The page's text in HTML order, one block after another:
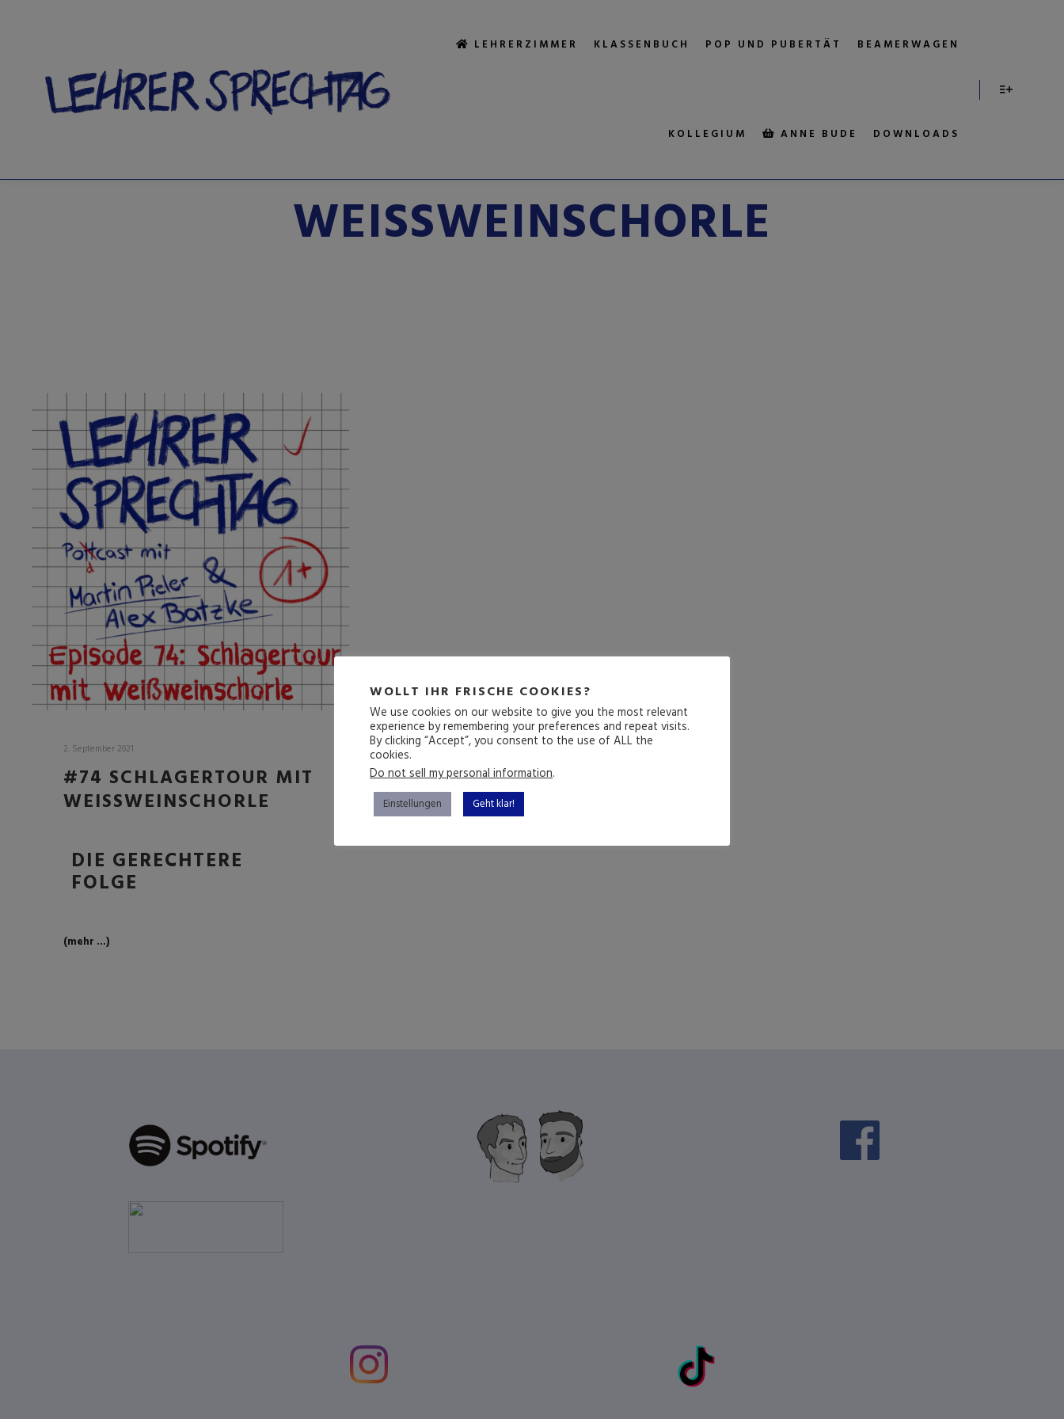
LEHRERZIMMER KLASSENBUCH POP UND PUBERTÄT BEAMERWAGEN
KOLLEGIUM ANNE BUDE DOWNLOADS
SCHLAGWORTARCHIV:
WEISSWEINSCHORLE
2. September 2021
#74 SCHLAGERTOUR MIT
WEISSWEINSCHORLE
DIE GERECHTERE
FOLGE
(mehr …)
WOLLT IHR FRISCHE COOKIES?
We use cookies on our website to give you the most relevant
experience by remembering your preferences and repeat visits.
By clicking “Accept”, you consent to the use of ALL the
cookies.
Do not sell my personal information.
Einstellungen Geht klar!